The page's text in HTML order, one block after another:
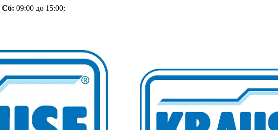
Сб: 09:00 до 15:00;